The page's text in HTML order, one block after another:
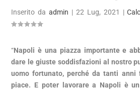
Inserito daadmin | 22 Lug, 2021 |
“Napoli è una piazza importante e
dare le giuste soddisfazioni al nostro
uomo fortunato, perché da tanti
piace. E poter lavorare a Napoli è